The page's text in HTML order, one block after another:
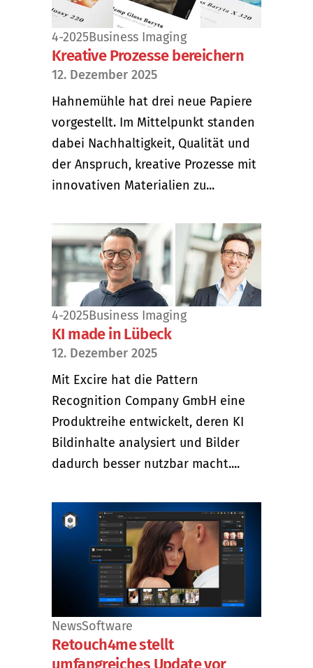
4-2025Business Imaging
Kreative Prozesse bereichern
12. Dezember 2025
Hahnemühle hat drei neue Papiere
vorgestellt. Im Mittelpunkt standen
dabei Nachhaltigkeit, Qualität und
der Anspruch, kreative Prozesse mit
innovativen Materialien zu...
4-2025Business Imaging
KI made in Lübeck
12. Dezember 2025
Mit Excire hat die Pattern
Recognition Company GmbH eine
Produktreihe entwickelt, deren KI
Bildinhalte analysiert und Bilder
dadurch besser nutzbar macht....
NewsSoftware
Retouch4me stellt
umfangreiches Update vor